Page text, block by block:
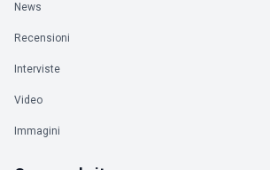
News
Recensioni
Interviste
Video
Immagini